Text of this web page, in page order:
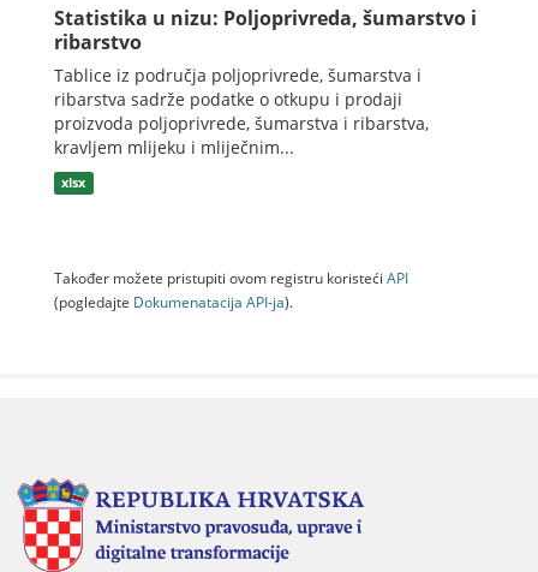
Statistika u nizu: Poljoprivreda, šumarstvo i
ribarstvo
Tablice iz područja poljoprivrede, šumarstva i
ribarstva sadrže podatke o otkupu i prodaji
proizvoda poljoprivrede, šumarstva i ribarstva,
kravljem mlijeku i mliječnim...
xlsx
Također možete pristupiti ovom registru koristeći API
(pogledajte Dokumenаtаcijа API-jа).